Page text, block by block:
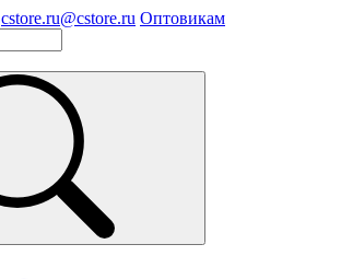
cstore.ru@cstore.ru Оптовикам